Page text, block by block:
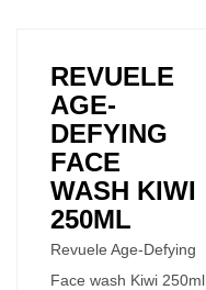
REVUELE
AGE-
DEFYING
FACE
WASH KIWI
250ML
Revuele Age-Defying
Face wash Kiwi 250ml